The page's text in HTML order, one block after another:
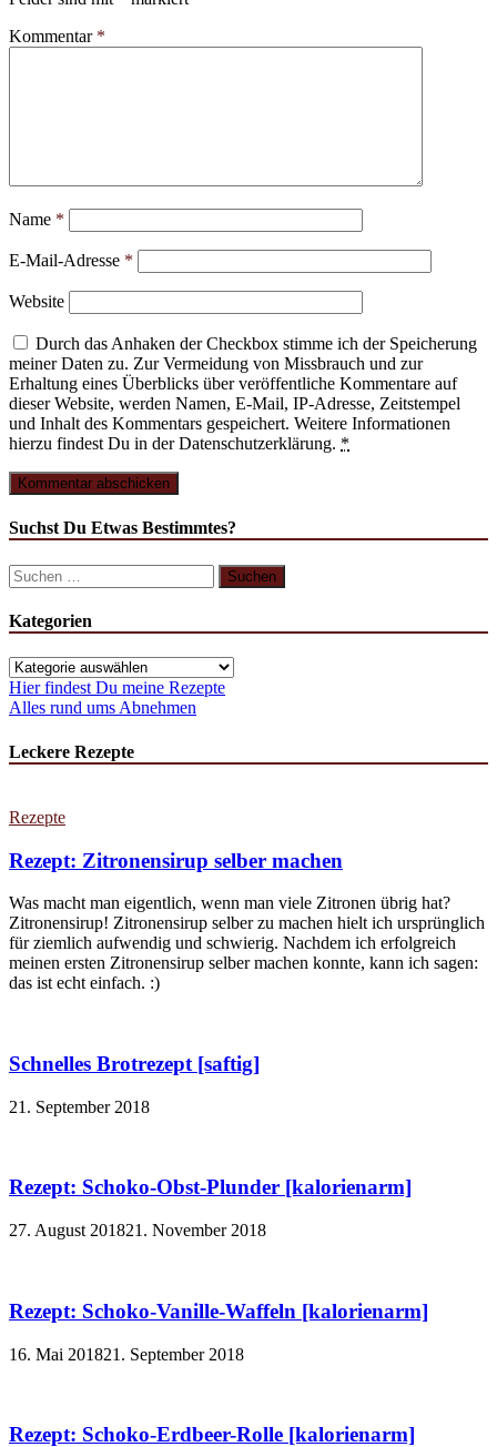
Kommentar *
Name *
E-Mail-Adresse *
Website
Durch das Anhaken der Checkbox stimme ich der Speicherung
meiner Daten zu. Zur Vermeidung von Missbrauch und zur
Erhaltung eines Überblicks über veröffentliche Kommentare auf
dieser Website, werden Namen, E-Mail, IP-Adresse, Zeitstempel
und Inhalt des Kommentars gespeichert. Weitere Informationen
hierzu findest Du in der Datenschutzerklärung. *
Suchst Du Etwas Bestimmtes?
Kategorien
Hier findest Du meine Rezepte
Alles rund ums Abnehmen
Leckere Rezepte
Rezepte
Rezept: Zitronensirup selber machen
Was macht man eigentlich, wenn man viele Zitronen übrig hat?
Zitronensirup! Zitronensirup selber zu machen hielt ich ursprünglich
für ziemlich aufwendig und schwierig. Nachdem ich erfolgreich
meinen ersten Zitronensirup selber machen konnte, kann ich sagen:
das ist echt einfach. :)
Schnelles Brotrezept [saftig]
21. September 2018
Rezept: Schoko-Obst-Plunder [kalorienarm]
27. August 201821. November 2018
Rezept: Schoko-Vanille-Waffeln [kalorienarm]
16. Mai 201821. September 2018
Rezept: Schoko-Erdbeer-Rolle [kalorienarm]